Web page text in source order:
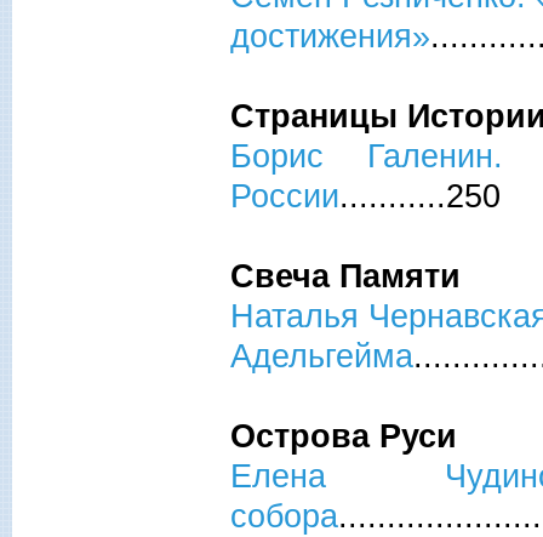
достижения»
Страницы
Борис
России...........250
Свеча Памяти
Наталья
Адельгейма
Острова Руси
Елена
собора